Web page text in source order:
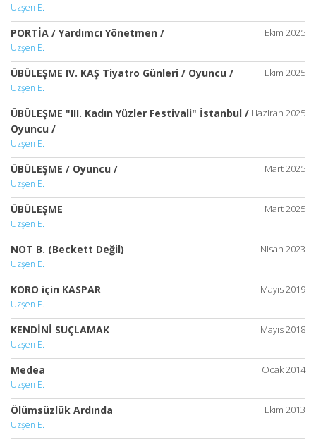
Uzşen E.
Ekim 2025
PORTİA / Yardımcı Yönetmen /
Uzşen E.
Ekim 2025
ÜBÜLEŞME IV. KAŞ Tiyatro Günleri / Oyuncu /
Uzşen E.
Haziran 2025
ÜBÜLEŞME "III. Kadın Yüzler Festivali" İstanbul /
Oyuncu /
Uzşen E.
Mart 2025
ÜBÜLEŞME / Oyuncu /
Uzşen E.
Mart 2025
ÜBÜLEŞME
Uzşen E.
Nisan 2023
NOT B. (Beckett Değil)
Uzşen E.
Mayıs 2019
KORO için KASPAR
Uzşen E.
Mayıs 2018
KENDİNİ SUÇLAMAK
Uzşen E.
Ocak 2014
Medea
Uzşen E.
Ekim 2013
Ölümsüzlük Ardında
Uzşen E.